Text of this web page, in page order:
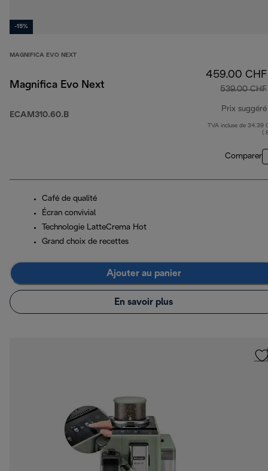
-15%
MAGNIFICA EVO NEXT
Magnifica Evo Next
ECAM310.60.B
459.00 CHF
539.00 CHF
Prix suggéré
TVA incluse de 34.39
(
Comparer
Café de qualité
Écran convivial
Technologie LatteCrema Hot
Grand choix de recettes
Ajouter au panier
En savoir plus